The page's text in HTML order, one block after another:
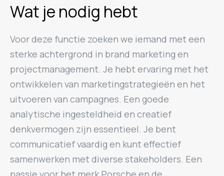
Wat je nodig hebt
Voor deze functie zoeken we iemand met een
sterke achtergrond in brand marketing en
projectmanagement. Je hebt ervaring met het
ontwikkelen van marketingstrategieën en het
uitvoeren van campagnes. Een goede
analytische ingesteldheid en creatief
denkvermogen zijn essentieel. Je bent
communicatief vaardig en kunt effectief
samenwerken met diverse stakeholders. Een